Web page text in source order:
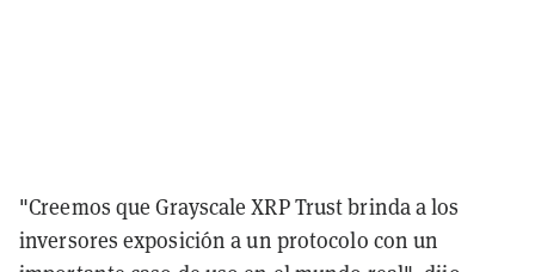
"Creemos que Grayscale XRP Trust brinda a los
inversores exposición a un protocolo con un